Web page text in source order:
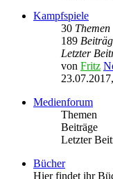
Kampfspiele
30 Themen
189
Letzter
von Fritz
Medienforum
Themen
Beiträge
Letzter
Bücher
Hier findet ihr